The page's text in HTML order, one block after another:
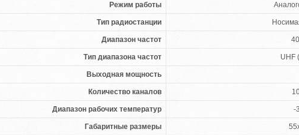
Режим работы
Тип радиостанции
Диапазон частот
Тип диапазона частот UHF
Выходная мощность
Количество каналов
Диапазон рабочих температур -
Габаритные размеры